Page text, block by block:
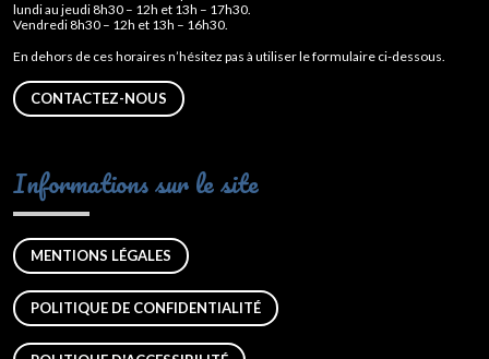
lundi au jeudi 8h30 – 12h et 13h – 17h30.
Vendredi 8h30 – 12h et 13h – 16h30.
En dehors de ces horaires n’hésitez pas à utiliser le formulaire ci-dessous.
CONTACTEZ-NOUS
Informations sur le site
MENTIONS LÉGALES
POLITIQUE DE CONFIDENTIALITÉ